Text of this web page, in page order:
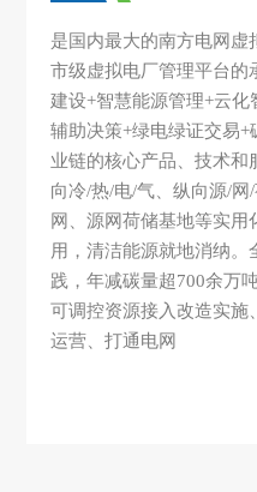
是国内最大的南方电网虚
市级虚拟电厂管理平台的
建设+智慧能源管理+云
辅助决策+绿电绿证交易
业链的核心产品、技术和
向冷/热/电/气、纵向源/
网、源网荷储基地等实用
用，清洁能源就地消纳。
践，年减碳量超700余万
可调控资源接入改造实施
运营、打通电网